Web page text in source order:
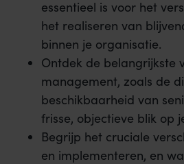
essentieel is voor het
het realiseren van
binnen je organisatie.
Ontdek de belangrijkste
management, zoals de
beschikbaarheid van
frisse, objectieve blik op
Begrijp het cruciale
en implementeren, en